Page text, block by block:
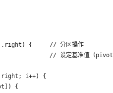
{     // 分区操作
// 设定基准值（
i++) {
{